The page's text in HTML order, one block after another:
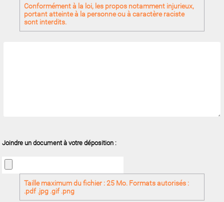
Conformément à la loi, les propos notamment injurieux,
portant atteinte à la personne ou à caractère raciste
sont interdits.
Joindre un document à votre déposition :
Taille maximum du fichier : 25 Mo. Formats autorisés :
.pdf .jpg .gif .png